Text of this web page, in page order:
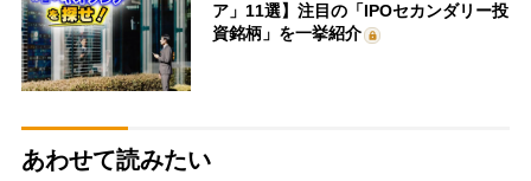
ア」11選】注目の「IPOセカンダリー投
資銘柄」を一挙紹介
あわせて読みたい